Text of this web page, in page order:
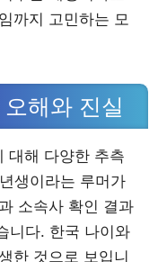
까지 고민하는 모
해와 진실
대해 다양한 추측
생이라는 루머가
소속사 확인 결과
니다. 한국 나이와
한 것으로 보입니